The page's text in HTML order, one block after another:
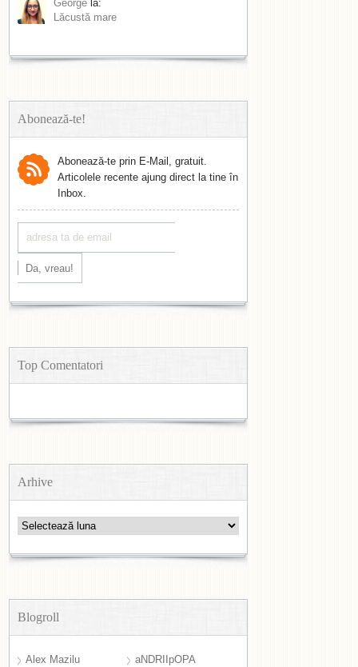
George la:
Lăcustă mare
Abonează-te!
Abonează-te prin E-Mail, gratuit.
Articolele recente ajung direct la tine în
Inbox.
Top Comentatori
Arhive
Arhive
Blogroll
Alex Mazilu
aNDRIIpOPA